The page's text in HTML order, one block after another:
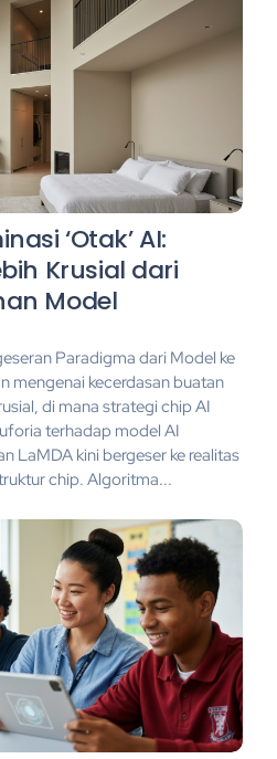
‘Otak’ AI:
Krusial dari
Model
Paradigma dari Model ke
mengenai kecerdasan buatan
di mana strategi chip AI
terhadap model AI
LaMDA kini bergeser ke realitas
chip. Algoritma...